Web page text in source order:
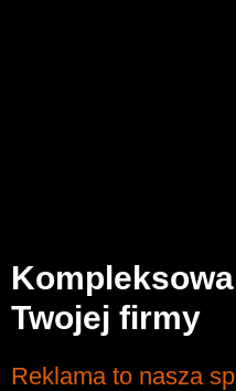
Twojej firmy
Reklama to nasza